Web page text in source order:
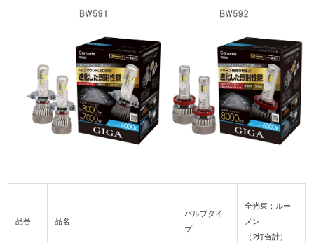
品番 品名
バルブタイ
プ
全光束：ルー
メン
（2灯合計）